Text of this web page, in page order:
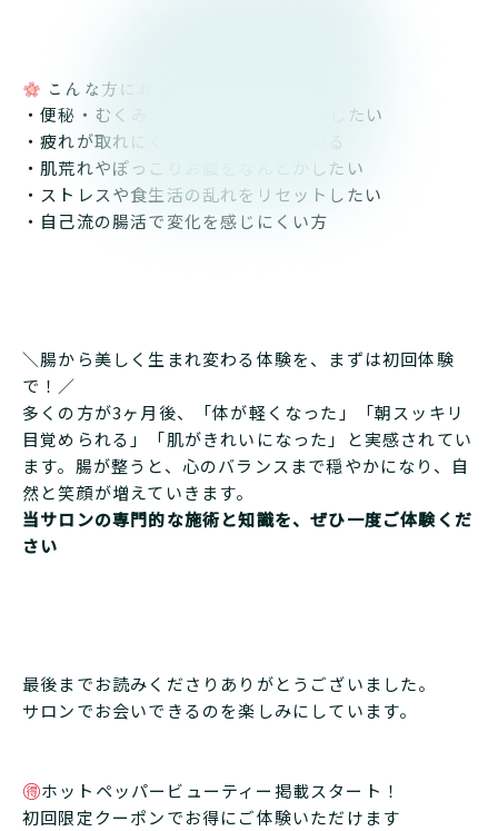
こんな方におすすめ
・便秘・むくみ・冷えを根本から改善したい
・疲れが取れにくく、代謝が落ちている
・肌荒れやぽっこりお腹をなんとかしたい
・ストレスや食生活の乱れをリセットしたい
・自己流の腸活で変化を感じにくい方
＼腸から美しく生まれ変わる体験を、まずは初回体験
で！／
多くの方が3ヶ月後、「体が軽くなった」「朝スッキリ
目覚められる」「肌がきれいになった」と実感されてい
ます。腸が整うと、心のバランスまで穏やかになり、自
然と笑顔が増えていきます。
当サロンの専門的な施術と知識を、ぜひ一度ご体験くだ
さい
最後までお読みくださりありがとうございました。
サロンでお会いできるのを楽しみにしています。
ホットペッパービューティー掲載スタート！
初回限定クーポンでお得にご体験いただけます